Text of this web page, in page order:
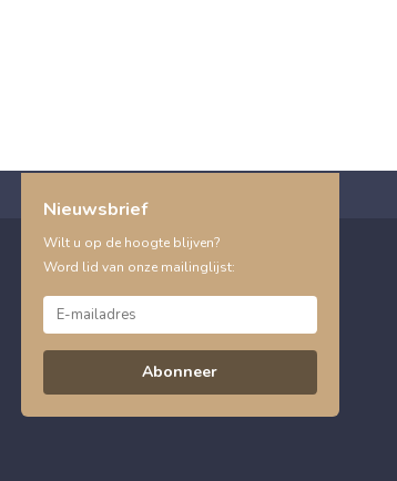
Nieuwsbrief
Wilt u op de hoogte blijven?
Word lid van onze mailinglijst:
Abonneer